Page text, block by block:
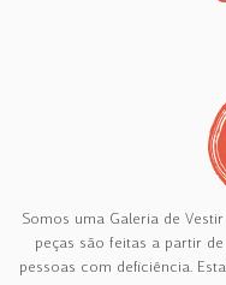
Somos uma Galeria de
peças são feitas a partir
pessoas com deficiência.